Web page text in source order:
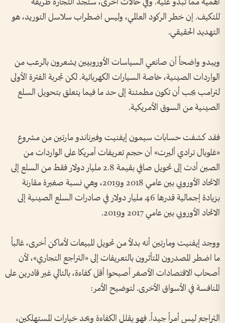
للتكيف. إن خطر الركود العالمي، وليس اضطراب سلاسل التوريد، هو
التهديد الحقيقي.
ويبدو واضحاً أن صانعي السياسات الأوروبيين يشعرون بالرعب من
الواردات الصينية، خاصة السيارات الكهربائية. لكن تجربة الفترة الأولى
لترامب يجب أن تكون مطمئنة إلى حد ما فيما يتعلق بتحويل السلع
الصينية من السوق الأمريكية.
فقد كشفت حسابات سيمون إيفنيت وفيرناندو مارتين من مشروع
«غلوبال ترادي أليرت» أن حجم تعريفات أمريكا على الواردات من
الصين أدت إلى تحويل صافي بقيمة 2.8 مليار دولار فقط من السلع إلى
الاتحاد الأوروبي بين عامي 2018 و2019، وهي نسبة صغيرة مقارنة
بزيادة إجمالية قدرها 46 مليار دولار في صادرات السلع الصينية إلى
الاتحاد الأوروبي بين عامي 2017 و2019.
ووجد إيفنيت ومارتين أنه بدلاً من تحويل المبيعات لأماكن أخرى، غالباً
ما اضطر المصدرون المتأثرون بالتعريفات إلى «التراجع التجاري»، لأن
أصحاب الاقتصادات الأصغر أصبحوا أقل كفاءة، بالتالي غير قادرين على
المنافسة في الأسواق الأخرى. لتوضيح الأمر:
التراجع ليس أمراً جيداً. فهو يقلل الكفاءة ويحد خيارات المستهلكين،